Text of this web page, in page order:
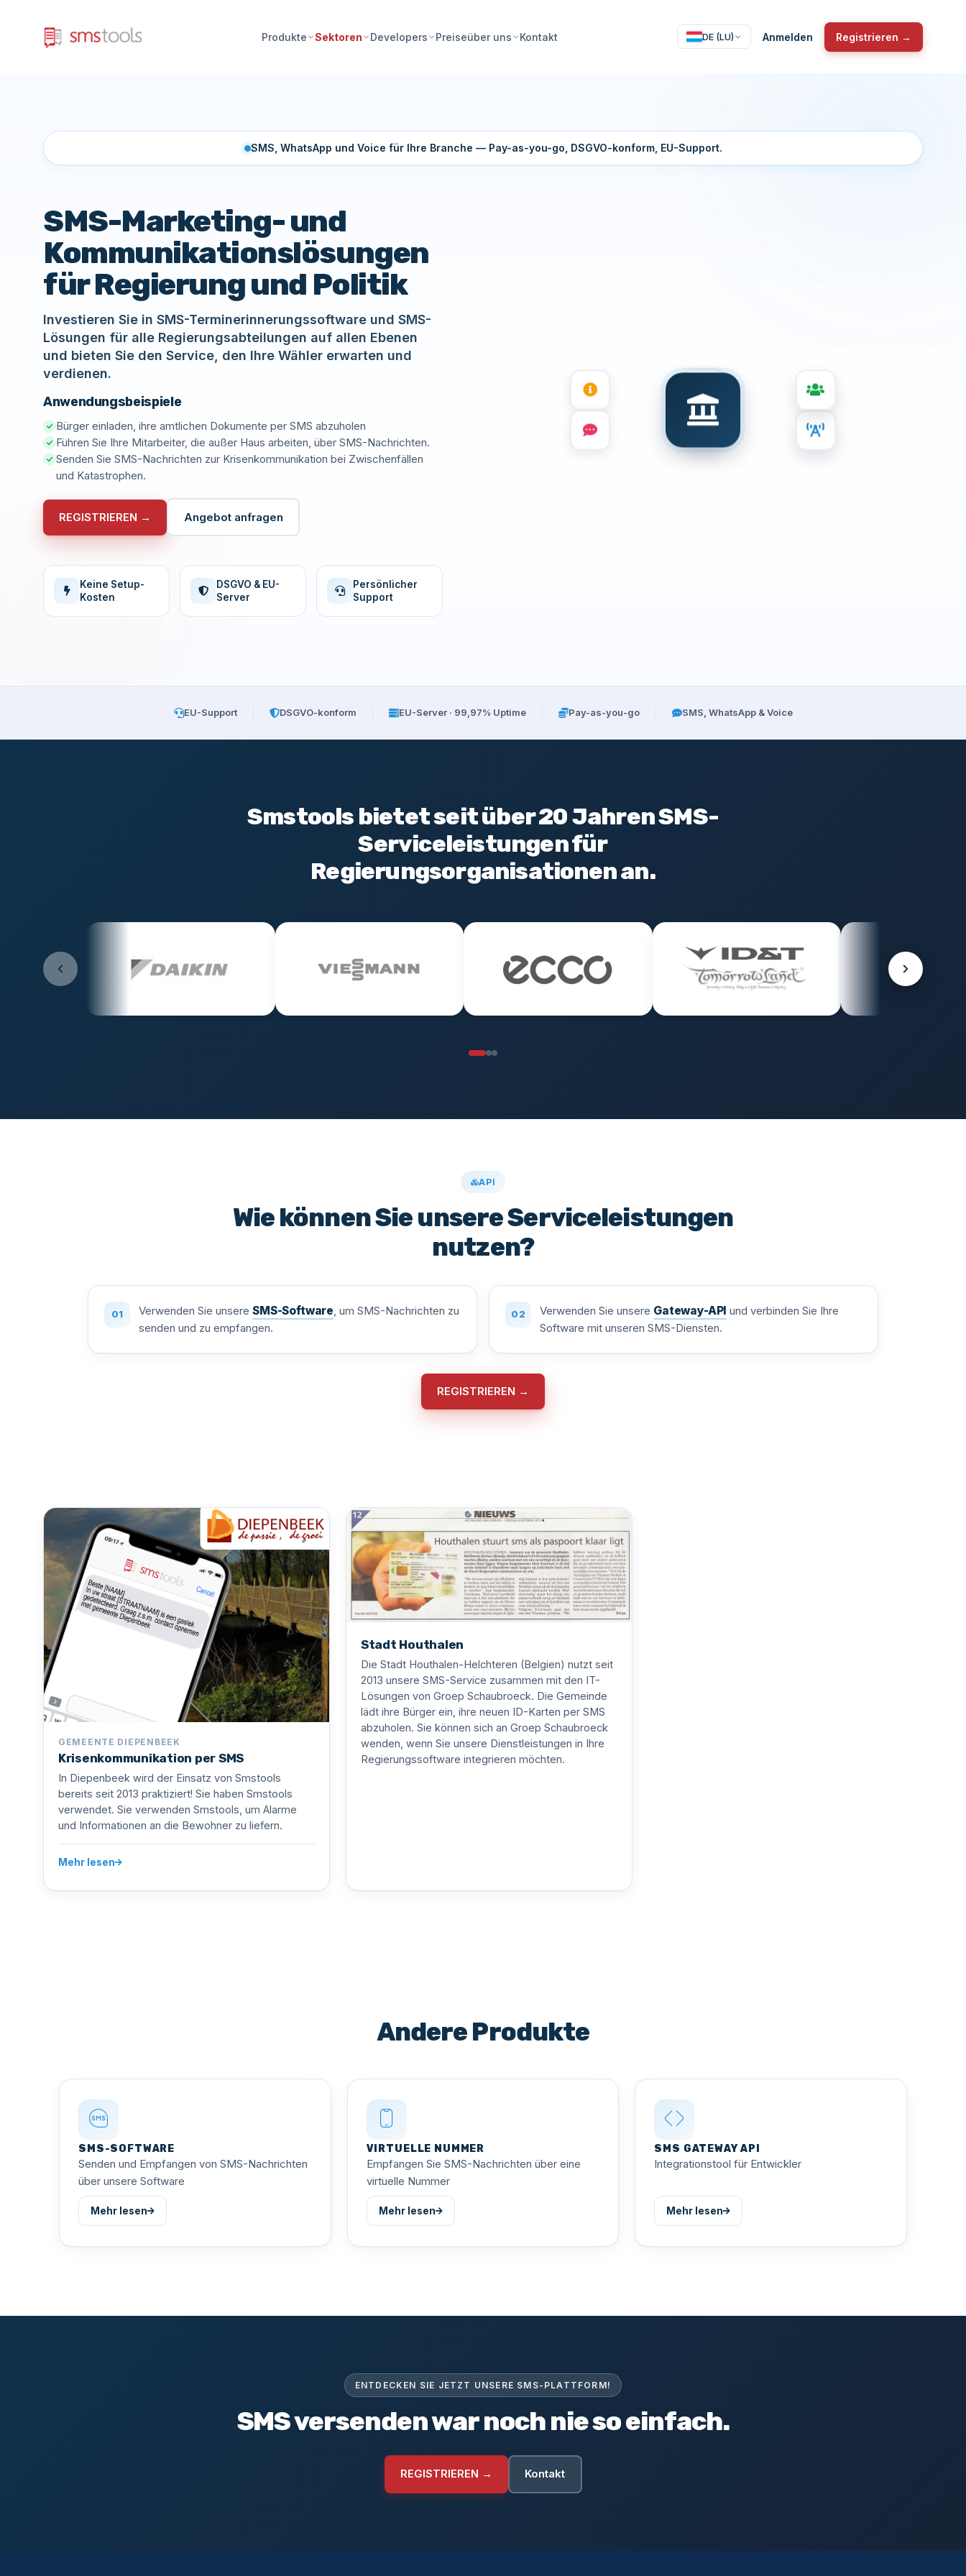
Produkte Sektoren Developers Preiseüber uns Kontakt DE (LU) Anmelden Registrieren →
SMS, WhatsApp und Voice für Ihre Branche — Pay-as-you-go, DSGVO-konform, EU-Support.
SMS-Marketing- und
Kommunikationslösungen
für Regierung und Politik
Investieren Sie in SMS-Terminerinnerungssoftware und SMS-
Lösungen für alle Regierungsabteilungen auf allen Ebenen
und bieten Sie den Service, den Ihre Wähler erwarten und
verdienen.
Anwendungsbeispiele
Bürger einladen, ihre amtlichen Dokumente per SMS abzuholen
Führen Sie Ihre Mitarbeiter, die außer Haus arbeiten, über SMS-Nachrichten.
Senden Sie SMS-Nachrichten zur Krisenkommunikation bei Zwischenfällen
und Katastrophen.
REGISTRIEREN → Angebot anfragen
Keine Setup-
Kosten
DSGVO & EU-
Server
Persönlicher
Support
EU-Support DSGVO-konform EU-Server · 99,97% Uptime Pay-as-you-go SMS, WhatsApp & Voice
Smstools bietet seit über 20 Jahren SMS-
Serviceleistungen für
Regierungsorganisationen an.
API
Wie können Sie unsere Serviceleistungen
nutzen?
Verwenden Sie unsere SMS-Software, um SMS-Nachrichten zu
senden und zu empfangen.
Verwenden Sie unsere Gateway-API und verbinden Sie Ihre
Software mit unseren SMS-Diensten.
REGISTRIEREN →
GEMEENTE DIEPENBEEK
Krisenkommunikation per SMS
In Diepenbeek wird der Einsatz von Smstools
bereits seit 2013 praktiziert! Sie haben Smstools
verwendet. Sie verwenden Smstools, um Alarme
und Informationen an die Bewohner zu liefern.
Mehr lesen
Stadt Houthalen
Die Stadt Houthalen-Helchteren (Belgien) nutzt seit
2013 unsere SMS-Service zusammen mit den IT-
Lösungen von Groep Schaubroeck. Die Gemeinde
lädt ihre Bürger ein, ihre neuen ID-Karten per SMS
abzuholen. Sie können sich an Groep Schaubroeck
wenden, wenn Sie unsere Dienstleistungen in Ihre
Regierungssoftware integrieren möchten.
Andere Produkte
SMS-SOFTWARE
Senden und Empfangen von SMS-Nachrichten
über unsere Software
Mehr lesen
VIRTUELLE NUMMER
Empfangen Sie SMS-Nachrichten über eine
virtuelle Nummer
Mehr lesen
SMS GATEWAY API
Integrationstool für Entwickler
Mehr lesen
ENTDECKEN SIE JETZT UNSERE SMS-PLATTFORM!
SMS versenden war noch nie so einfach.
REGISTRIEREN → Kontakt